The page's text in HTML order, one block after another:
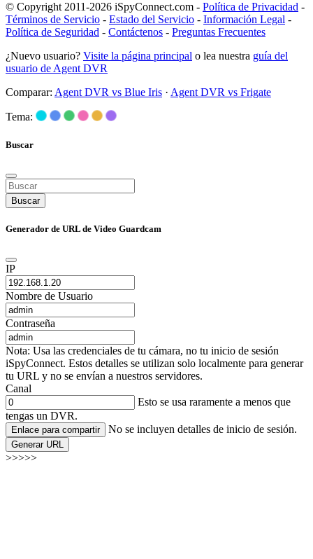
© Copyright 2011-2026 iSpyConnect.com - Política de Privacidad -
Términos de Servicio - Estado del Servicio - Información Legal -
Política de Seguridad - Contáctenos - Preguntas Frecuentes
¿Nuevo usuario? Visite la página principal o lea nuestra guía del
usuario de Agent DVR
Comparar: Agent DVR vs Blue Iris · Agent DVR vs Frigate
Tema:
Buscar
Buscar
Generador de URL de Video Guardcam
IP
Nombre de Usuario
Contraseña
Nota: Usa las credenciales de tu cámara, no tu inicio de sesión
iSpyConnect. Estos detalles se utilizan solo localmente para generar
tu URL y no se envían a nuestros servidores.
Canal
Esto se usa raramente a menos que
tengas un DVR.
Enlace para compartir No se incluyen detalles de inicio de sesión.
Generar URL
>>>>>